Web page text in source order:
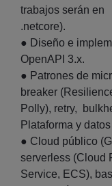
trabajos serán en
.netcore).
● Diseño e
OpenAPI 3.x.
● Patrones de
breaker
Polly), retry,
Plataforma y datos
● Cloud público
serverless (Cloud
Service, ECS),